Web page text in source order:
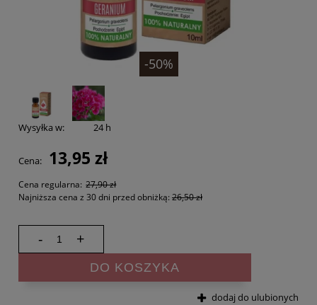
-50%
Wysyłka w: 24 h
Cena: 13,95 zł
Cena regularna: 27,90 zł
Najniższa cena z 30 dni przed obniżką: 26,50 zł
- +
DO KOSZYKA
dodaj do ulubionych